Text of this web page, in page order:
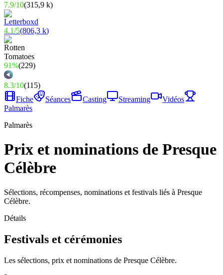
7.9/10(315,9 k)
4.1/5(806,3 k)
91%(229)
8.3/10(115)
Fiche
Séances Casting Streaming
Vidéos
Palmarès
Palmarès
Prix et nominations de Presque
Célèbre
Sélections, récompenses, nominations et festivals liés à Presque
Célèbre.
Détails
Festivals et cérémonies
Les sélections, prix et nominations de Presque Célèbre.